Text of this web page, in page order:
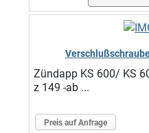
Zündapp KS 600/ KS
z 149 -ab ...
Preis auf Anfrage